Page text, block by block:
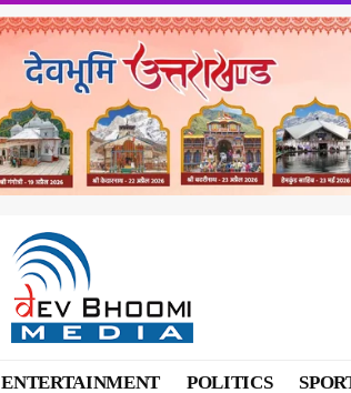
ENTERTAINMENT POLITICS